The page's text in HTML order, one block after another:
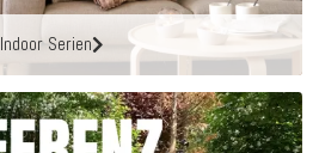
Indoor Serien